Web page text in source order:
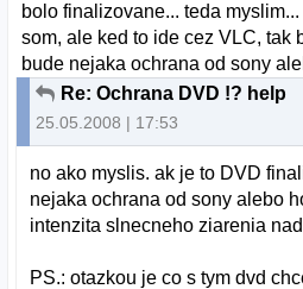
bolo finalizovane... teda
som, ale ked to ide cez VLC, tak
bude nejaka ochrana od sony
Re: Ochrana DVD !? help
25.05.2008 | 17:53
no ako myslis. ak je to DVD
nejaka ochrana od sony alebo
intenzita slnecneho ziarenia
PS.: otazkou je co s tym dvd